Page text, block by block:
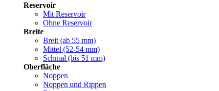
Reservoir
Mit Reservoir
Ohne Reservoir
Breite
Breit (ab 55 mm)
Mittel (52-54 mm)
Schmal (bis 51 mm)
Oberfläche
Noppen
Noppen und Rippen